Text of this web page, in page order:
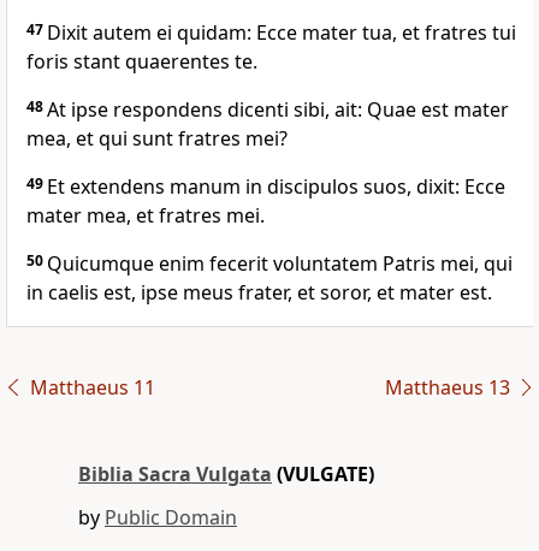
47 Dixit autem ei quidam: Ecce mater tua, et fratres tui
foris stant quaerentes te.
48At ipse respondens dicenti sibi, ait: Quae est mater
mea, et qui sunt fratres mei?
49 Et extendens manum in discipulos suos, dixit: Ecce
mater mea, et fratres mei.
50 Quicumque enim fecerit voluntatem Patris mei, qui
in caelis est, ipse meus frater, et soror, et mater est.
Matthaeus 11 Matthaeus 13
Biblia Sacra Vulgata (VULGATE)
by Public Domain